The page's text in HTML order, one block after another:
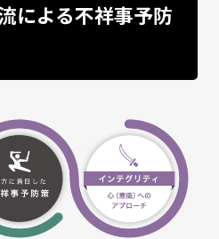
による不祥事予防